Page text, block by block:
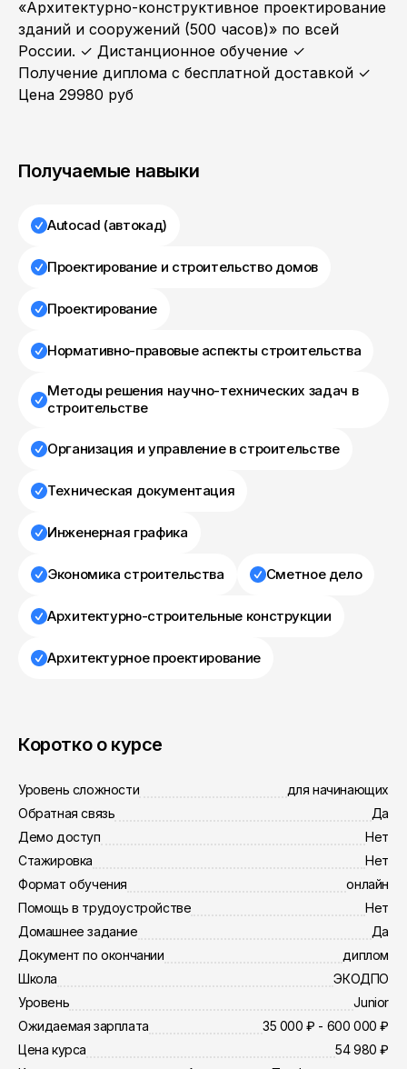
«Архитектурно-конструктивное проектирование
зданий и сооружений (500 часов)» по всей
России. ✓ Дистанционное обучение ✓
Получение диплома с бесплатной доставкой ✓
Цена 29980 руб
Получаемые навыки
Autocad (автокад)
Проектирование и строительство домов
Проектирование
Нормативно-правовые аспекты строительства
Методы решения научно-технических задач в
строительстве
Организация и управление в строительстве
Техническая документация
Инженерная графика
Экономика строительства Сметное дело
Архитектурно-строительные конструкции
Архитектурное проектирование
Коротко о курсе
Уровень сложности
для начинающих
Обратная связь
Да
Демо доступ
Нет
Стажировка
Нет
Формат обучения
онлайн
Помощь в трудоустройстве
Нет
Домашнее задание
Да
Документ по окончании
диплом
Школа
ЭКОДПО
Уровень
Junior
Ожидаемая зарплата
35 000 ₽ - 600 000 ₽
Цена курса
54 980 ₽